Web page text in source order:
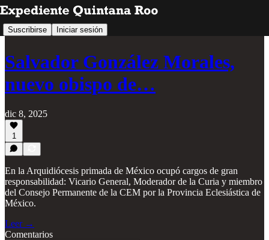
Suscribirse Iniciar sesión
Salvador González Morales,
nuevo obispo de…
dic 8, 2025
1
En la Arquidiócesis primada de México ocupó cargos de gran
responsabilidad: Vicario General, Moderador de la Curia y miembro
del Consejo Permanente de la CEM por la Provincia Eclesiástica de
México.
Leer →
Comentarios